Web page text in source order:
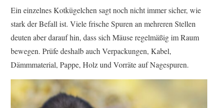
Ein einzelnes Kotkügelchen sagt noch nicht immer sicher, wie
stark der Befall ist. Viele frische Spuren an mehreren Stellen
deuten aber darauf hin, dass sich Mäuse regelmäßig im Raum
bewegen. Prüfe deshalb auch Verpackungen, Kabel,
Dämmmaterial, Pappe, Holz und Vorräte auf Nagespuren.